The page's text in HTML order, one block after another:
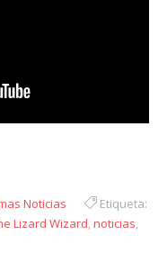
Noticias
Etiqueta:
Lizard Wizard noticias